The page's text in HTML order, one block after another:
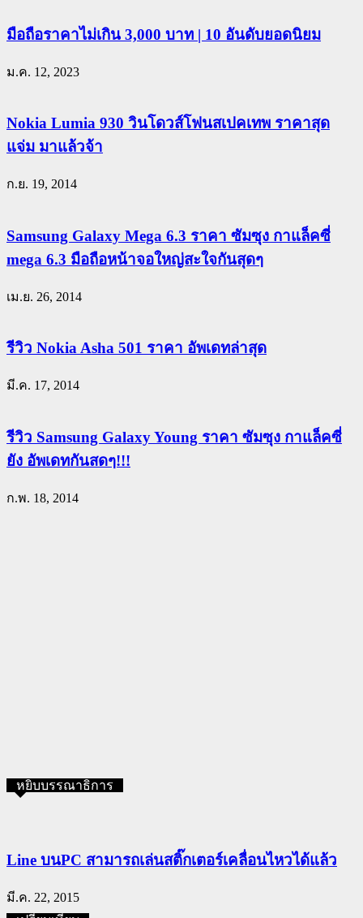
มือถือราคาไม่เกิน 3,000 บาท | 10 อันดับยอดนิยม
ม.ค. 12, 2023
Nokia Lumia 930 วินโดวส์โฟนสเปคเทพ ราคาสุด
แจ่ม มาแล้วจ้า
ก.ย. 19, 2014
Samsung Galaxy Mega 6.3 ราคา ซัมซุง กาแล็คซี่
mega 6.3 มือถือหน้าจอใหญ่สะใจกันสุดๆ
เม.ย. 26, 2014
รีวิว Nokia Asha 501 ราคา อัพเดทล่าสุด
มี.ค. 17, 2014
รีวิว Samsung Galaxy Young ราคา ซัมซุง กาแล็คซี่
ยัง อัพเดทกันสดๆ!!!
ก.พ. 18, 2014
หยิบบรรณาธิการ
Line บนPC สามารถเล่นสติ๊กเตอร์เคลื่อนไหวได้แล้ว
มี.ค. 22, 2015